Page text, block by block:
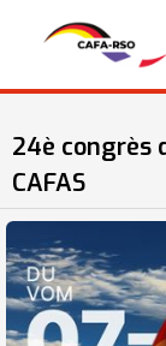
24è congrès
CAFAS